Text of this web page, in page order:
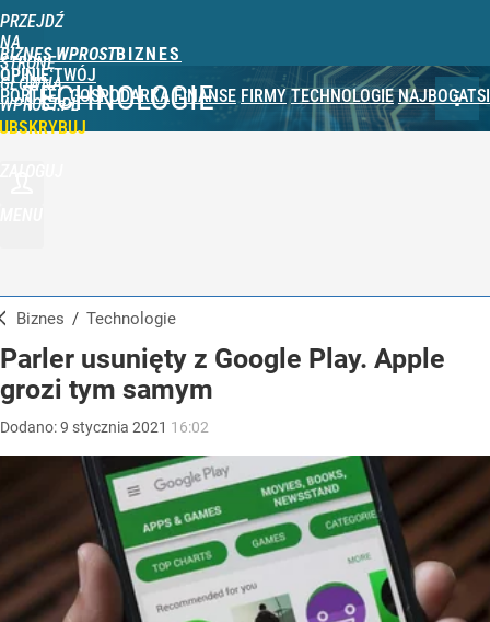
PRZEJDŹ
NA
STRONĘ
GŁÓWNĄ
WPROST.PL
BIZNES WPROST
OPINIE TWÓJ
PORTFEL GOSPODARKA FINANSE FIRMY TECHNOLOGIE NAJBOGATSI
TECHNOLOGIE
Biznes / Technologie
Parler usunięty z Google Play. Apple
grozi tym samym
Dodano:9 stycznia 2021 16:02